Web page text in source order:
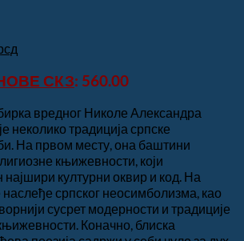
је:
СКЗ: 560.00
вредног Николе Александра
неколико традиција српске
На првом месту, она баштини
књижевности, који
културни оквир и код. На
наслеђе српског неосимболизма, као
сусрет модерности и традиције
Коначно, блиска